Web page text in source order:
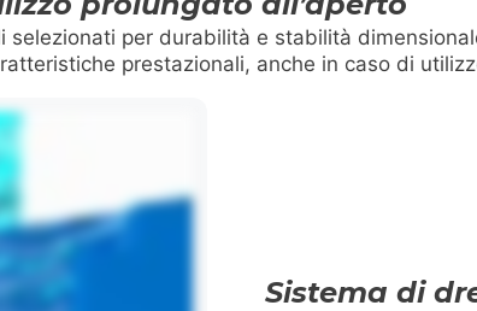
selezionati per durabilità e stabilità
prestazionali, anche in caso di
Sistema di